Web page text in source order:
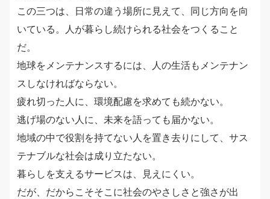
この三つは、日常の違う場所に見えて、同じ方向を向
いている。人が暮らし続けられる社会をつくること
だ。
地球をメンテナンスするには、人の生活もメンテナン
スしなければならない。
疲れ切った人に、環境配慮を求めても続かない。
逃げ場のない人に、未来を語っても届かない。
地域の中で役割を持てない人を置き去りにして、サス
テナブルな社会は成り立たない。
暮らしを支えるサービスは、見えにくい。
だが、だからこそそこに社会のやさしさと強さが出